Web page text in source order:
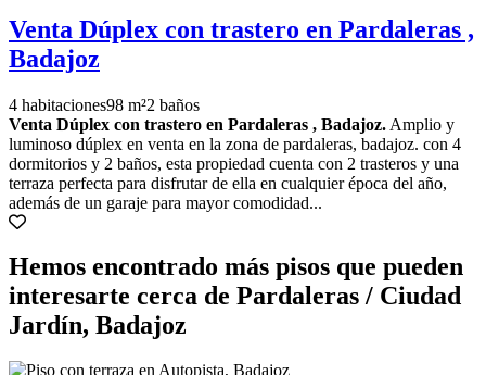
Venta Dúplex con trastero en Pardaleras ,
Badajoz
4 habitaciones98 m²2 baños
Venta Dúplex con trastero en Pardaleras , Badajoz. Amplio y
luminoso dúplex en venta en la zona de pardaleras, badajoz. con 4
dormitorios y 2 baños, esta propiedad cuenta con 2 trasteros y una
terraza perfecta para disfrutar de ella en cualquier época del año,
además de un garaje para mayor comodidad...
Hemos encontrado más pisos que pueden
interesarte cerca de Pardaleras / Ciudad
Jardín, Badajoz